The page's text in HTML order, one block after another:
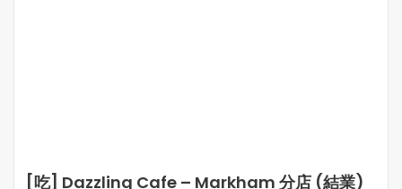
[吃] Dazzling Cafe – Markham 分店 (結業)